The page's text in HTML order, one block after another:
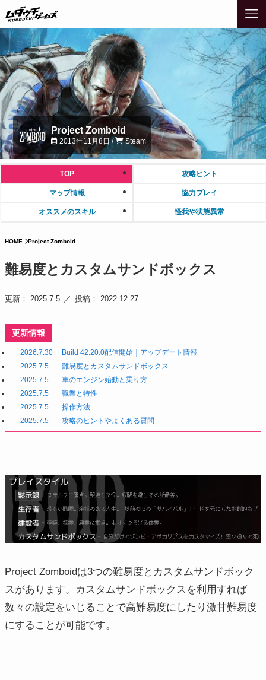
Project Zomboid
2013年11月8日 / Steam
TOP 攻略ヒント
マップ情報 協力プレイ
オススメのスキル 怪我や状態異常
HOME Project Zomboid
難易度とカスタムサンドボックス
更新： 2025.7.5 投稿： 2022.12.27
更新情報
2026.7.30
Build 42.20.0配信開始｜アップデート情報
2025.7.5
難易度とカスタムサンドボックス
2025.7.5
車のエンジン始動と乗り方
2025.7.5
職業と特性
2025.7.5
操作方法
2025.7.5
攻略のヒントやよくある質問
Project Zomboidは3つの難易度とカスタムサンドボック
スがあります。カスタムサンドボックスを利用すれば
数々の設定をいじることで高難易度にしたり激甘難易度
にすることが可能です。